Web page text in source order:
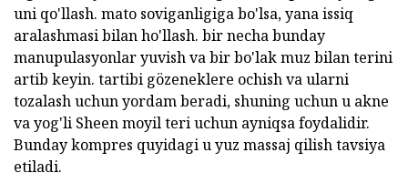
uni qo'llash. mato soviganligiga bo'lsa, yana issiq
aralashmasi bilan ho'llash. bir necha bunday
manupulasyonlar yuvish va bir bo'lak muz bilan terini
artib keyin. tartibi gözeneklere ochish va ularni
tozalash uchun yordam beradi, shuning uchun u akne
va yog'li Sheen moyil teri uchun ayniqsa foydalidir.
Bunday kompres quyidagi u yuz massaj qilish tavsiya
etiladi.